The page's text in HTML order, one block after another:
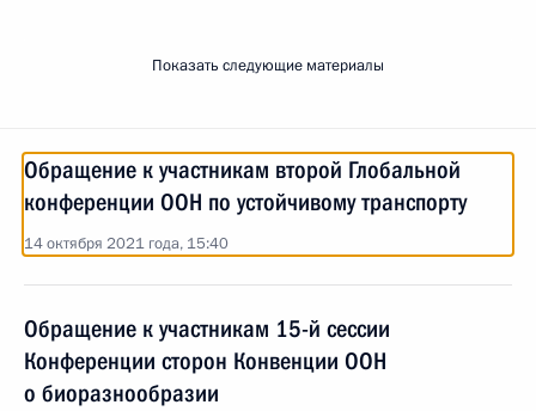
Показать следующие материалы
Обращение к участникам второй Глобальной
конференции ООН по устойчивому транспорту
14 октября 2021 года, 15:40
Обращение к участникам 15-й сессии
Конференции сторон Конвенции ООН
о биоразнообразии